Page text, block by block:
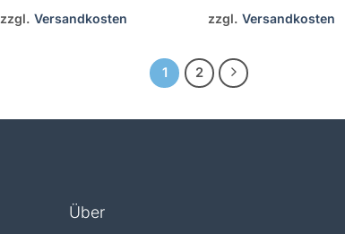
zzgl.Versandkosten
zzgl.Versandkosten
1 2
Über